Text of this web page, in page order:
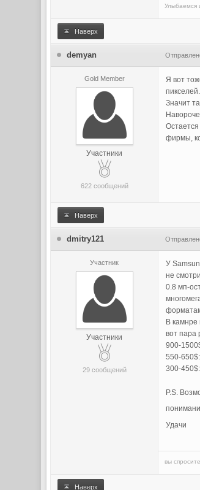
Улыбаемся
Наверх
demyan
Gold Member
Участники
622 сообщений
Я вот
Значит
фирмы,
Наверх
dmitry121
Участник
Участники
29 сообщений
У
не
0.8 мп-
В камнре
вот пара
900-
550-
300-
P.S.
Удачи
вы
Наверх